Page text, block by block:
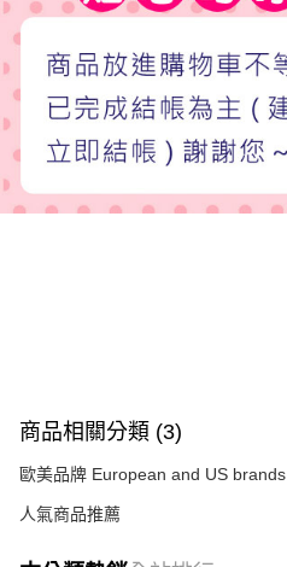
商品相關分類 (3)
歐美品牌 European and US brands
人氣商品推薦